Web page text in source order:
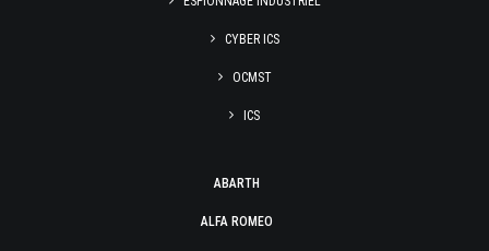
CYBER ICS
OCMST
ICS
ABARTH
ALFA ROMEO